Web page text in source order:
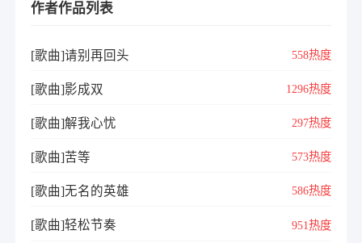
作者作品列表
[歌曲]请别再回头 558热度
[歌曲]影成双 1296热度
[歌曲]解我心忧 297热度
[歌曲]苦等 573热度
[歌曲]无名的英雄 586热度
[歌曲]轻松节奏 951热度